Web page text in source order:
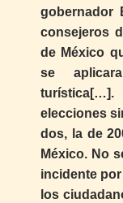
gobernador
consejeros
de México
se
elecciones
dos, la de
México. No
incidente
los